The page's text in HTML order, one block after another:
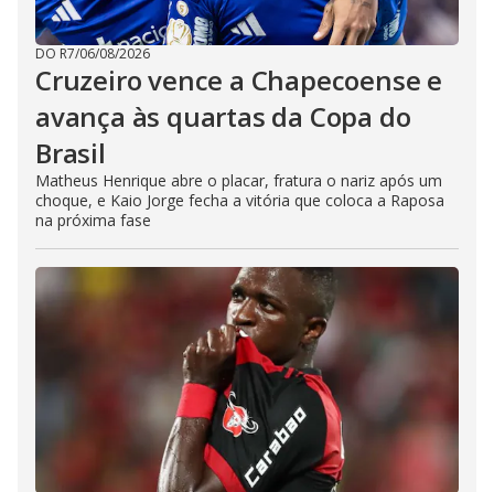
DO R7/06/08/2026
Cruzeiro vence a Chapecoense e
avança às quartas da Copa do
Brasil
Matheus Henrique abre o placar, fratura o nariz após um
choque, e Kaio Jorge fecha a vitória que coloca a Raposa
na próxima fase